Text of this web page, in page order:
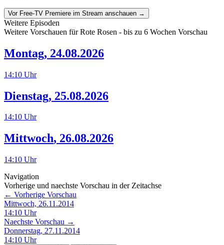
Vor Free-TV Premiere im Stream anschauen →
Weitere Episoden
Weitere Vorschauen fürRote Rosen - bis zu 6 Wochen Vorschau
Montag, 24.08.2026
14:10 Uhr
Dienstag, 25.08.2026
14:10 Uhr
Mittwoch, 26.08.2026
14:10 Uhr
Navigation
Vorherige und naechste Vorschau in der Zeitachse
← Vorherige Vorschau
Mittwoch, 26.11.2014
14:10 Uhr
Naechste Vorschau →
Donnerstag, 27.11.2014
14:10 Uhr